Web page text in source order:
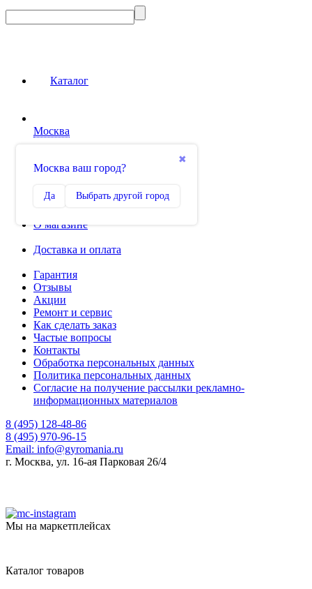
Каталог
Москва
✖
Москва ваш город?
Да Выбрать другой город
0
Избранное
О магазине
Доставка и оплата
Гарантия
Отзывы
Акции
Ремонт и сервис
Как сделать заказ
Частые вопросы
Контакты
Обработка персональных данных
Политика персональных данных
Согласие на получение рассылки рекламно-
информационных материалов
8 (495) 128-48-86
8 (495) 970-96-15
Email: info@gyromania.ru
г. Москва, ул. 16-ая Парковая 26/4
Мы на маркетплейсах
Каталог товаров